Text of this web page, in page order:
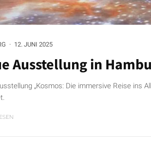
· 12. JUNI 2025
Ausstellung in
„Kosmos: Die immersive Reise ins